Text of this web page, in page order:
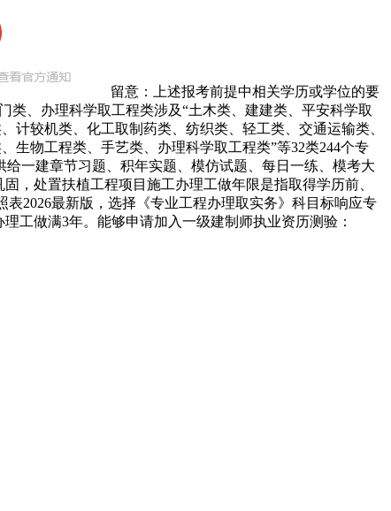
留意：上述报考前提中相关学历或学位的要
、办理科学取工程类涉及“土木类、建建类、平安科学取
较机类、化工取制药类、纺织类、轻工类、交通运输类、
生物工程类、手艺类、办理科学取工程类”等32类244个专
一建章节习题、积年实题、模仿试题、每日一练、模考大
，处置扶植工程项目施工办理工做年限是指取得学历前、
2026最新版，选择《专业工程办理取实务》科目标响应专
工做满3年。能够申请加入一级建制师执业资历测验：